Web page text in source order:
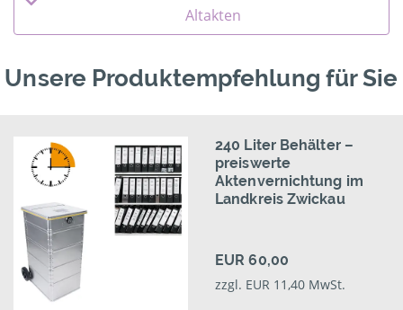
Altakten
Unsere Produktempfehlung für Sie
240 Liter Behälter –
preiswerte
Aktenvernichtung im
Landkreis Zwickau
EUR 60,00
zzgl. EUR 11,40 MwSt.